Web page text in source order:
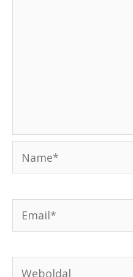
Name*
Email*
Weboldal